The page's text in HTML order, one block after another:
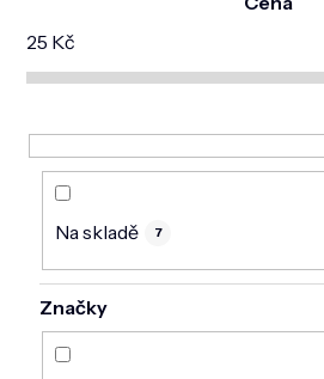
KOSMETICKÉ PŘÍSTROJE
TĚLO
MUŽI
DOMÁCNOST
ZNAČKY
O NÁS
BLOG
25 Kč
Na skladě 7
Značky